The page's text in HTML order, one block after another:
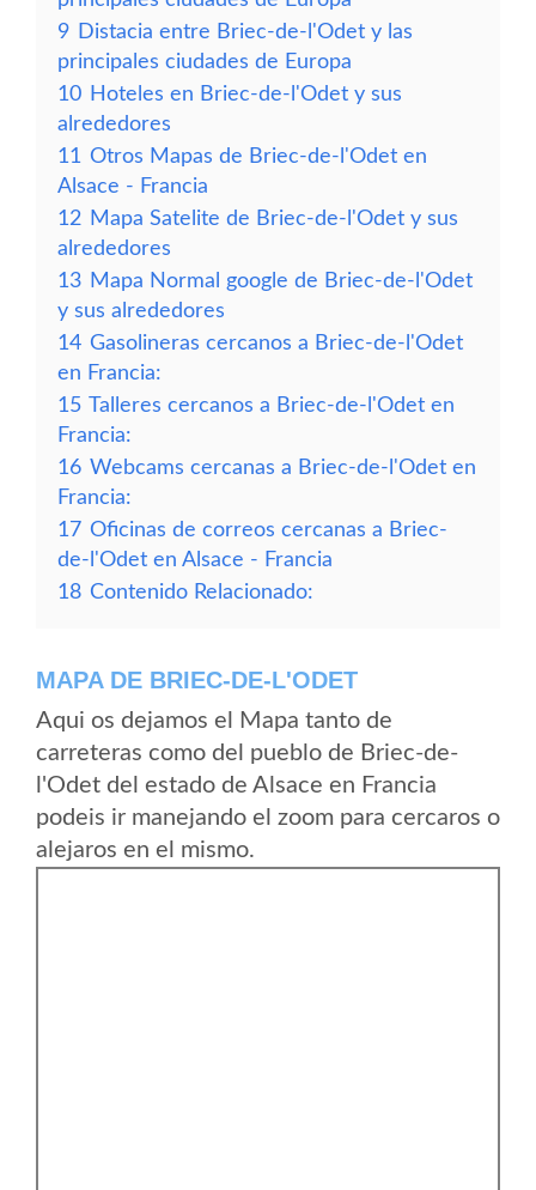
9 Distacia entre Briec-de-l'Odet y las
principales ciudades de Europa
10 Hoteles en Briec-de-l'Odet y sus
alrededores
11 Otros Mapas de Briec-de-l'Odet en
Alsace - Francia
12 Mapa Satelite de Briec-de-l'Odet y sus
alrededores
13 Mapa Normal google de Briec-de-l'Odet
y sus alrededores
14 Gasolineras cercanos a Briec-de-l'Odet
en Francia:
15 Talleres cercanos a Briec-de-l'Odet en
Francia:
16 Webcams cercanas a Briec-de-l'Odet en
Francia:
17 Oficinas de correos cercanas a Briec-
de-l'Odet en Alsace - Francia
18 Contenido Relacionado:
MAPA DE BRIEC-DE-L'ODET
Aqui os dejamos el Mapa tanto de
carreteras como del pueblo de Briec-de-
l'Odet del estado de Alsace en Francia
podeis ir manejando el zoom para cercaros o
alejaros en el mismo.